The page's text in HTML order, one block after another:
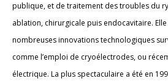
publique, et de traitement des troubles du
ablation, chirurgicale puis endocavitaire.
nombreuses innovations technologiques
comme l’emploi de cryoélectrodes, ou
électrique. La plus spectaculaire a été en